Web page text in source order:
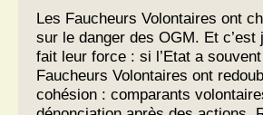
Les Faucheurs Volontaires ont
sur le danger des OGM. Et
fait leur force : si l’Etat a
Faucheurs Volontaires ont
cohésion : comparants